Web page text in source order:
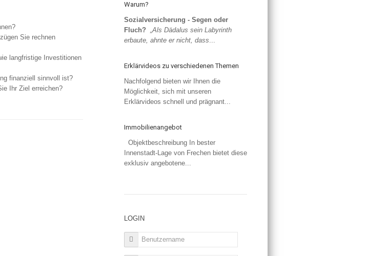
Sie rechnen
langfristige Investitionen
finanziell sinnvoll ist?
Ihr Ziel erreichen?
Warum?
Sozialversicherung - Segen oder
Fluch? „Als Dädalus sein Labyrinth
erbaute, ahnte er nicht, dass...
Erklärvideos zu verschiedenen Themen
Nachfolgend bieten wir Ihnen die
Möglichkeit, sich mit unseren
Erklärvideos schnell und prägnant...
Immobilienangebot
Objektbeschreibung In bester
Innenstadt-Lage von Frechen bietet diese
exklusiv angebotene...
LOGIN